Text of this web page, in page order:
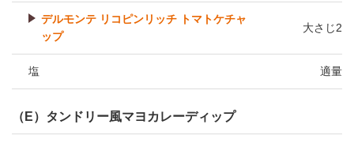
デルモンテ リコピンリッチ トマトケチャ
ップ
大さじ2
塩 適量
（E）タンドリー風マヨカレーディップ